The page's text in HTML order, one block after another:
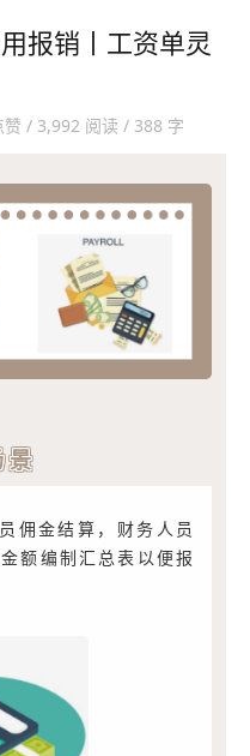
报销丨工资单灵
/ 3,992 阅读 / 388 字
景
佣金结算，财务人员
额编制汇总表以便报